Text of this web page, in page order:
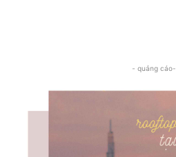
- quảng cáo-